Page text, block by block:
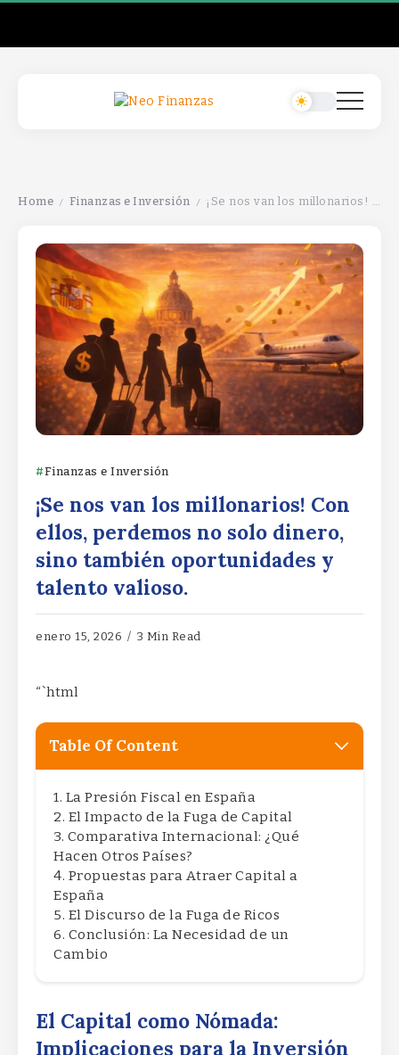
Home / Finanzas e Inversión / ¡Se nos van los millonarios! Con ellos, perdemos no solo dinero, sino también oportunidades y talento valioso.
Finanzas e Inversión
¡Se nos van los millonarios! Con
ellos, perdemos no solo dinero,
sino también oportunidades y
talento valioso.
enero 15, 2026 3 Min Read
“`html
Table Of Content
La Presión Fiscal en España
El Impacto de la Fuga de Capital
Comparativa Internacional: ¿Qué
Hacen Otros Países?
Propuestas para Atraer Capital a
España
El Discurso de la Fuga de Ricos
Conclusión: La Necesidad de un
Cambio
El Capital como Nómada:
Implicaciones para la Inversión